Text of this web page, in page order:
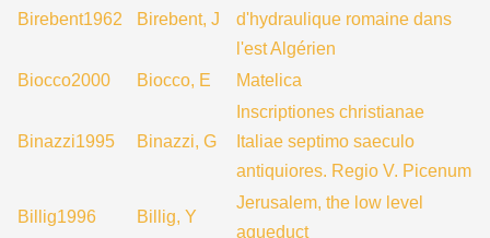
Birebent1962 Birebent, J
d'hydraulique romaine dans
l'est Algérien
Biocco2000
Biocco, E Matelica
Binazzi1995 Binazzi, G
Inscriptiones christianae
Italiae septimo saeculo
antiquiores. Regio V. Picenum
Billig1996 Billig, Y
Jerusalem, the low level
aqueduct